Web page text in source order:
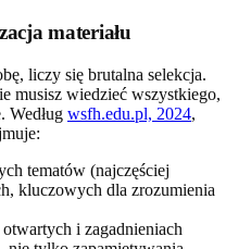
materiału
liczy się brutalna selekcja.
musisz wiedzieć wszystkiego,
Według wsfh.edu.pl, 2024,
tematów (najczęściej
kluczowych dla zrozumienia
i zagadnieniach